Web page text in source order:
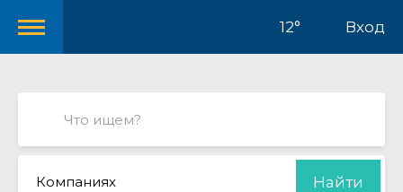
12° Вход
Компаниях Найти